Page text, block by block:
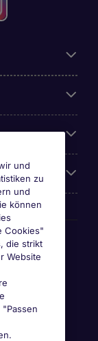
und
zu
und
können
Cookies"
die strikt
Website